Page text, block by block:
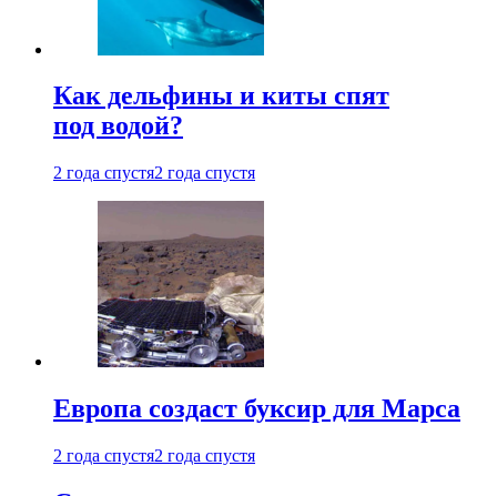
Как дельфины и киты спят
под водой?
2 года спустя2 года спустя
Европа создаст буксир для Марса
2 года спустя2 года спустя